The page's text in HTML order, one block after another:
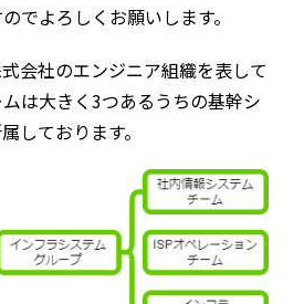
でよろしくお願いします。
会社のエンジニア組織を表して
は大きく3つあるうちの基幹シ
しております。